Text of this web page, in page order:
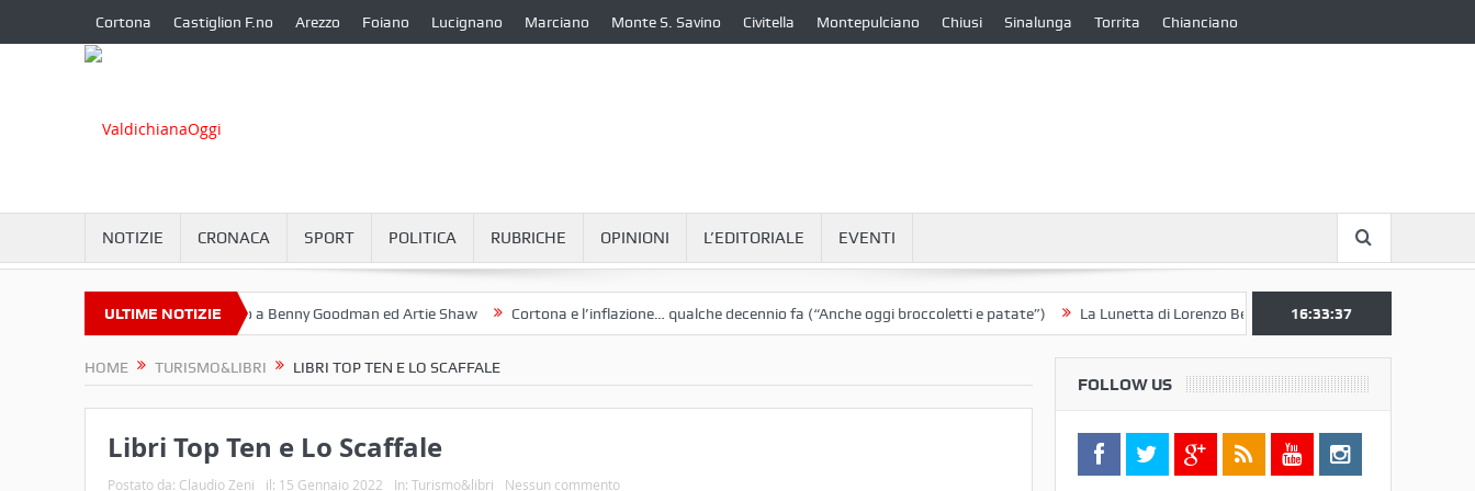
Cortona Castiglion F.no Arezzo Foiano Lucignano Marciano Monte S. Savino Civitella Montepulciano Chiusi Sinalunga Torrita Chianciano
NOTIZIE CRONACA SPORT POLITICA RUBRICHE OPINIONI L’EDITORIALE EVENTI
ULTIME NOTIZIE
Omaggio a Benny Goodman ed Artie Shaw Cortona e l’inflazione… qualche decennio fa (“Anche oggi broccoletti e patate”) La Lunetta di Lorenzo Berrettini lascia il Convento di S. Chiara per il
16:33:38
HOME TURISMO&LIBRI LIBRI TOP TEN E LO SCAFFALE
Libri Top Ten e Lo Scaffale
Postato da: Claudio Zeni il: 15 Gennaio 2022 In: Turismo&libri Nessun commento
FOLLOW US